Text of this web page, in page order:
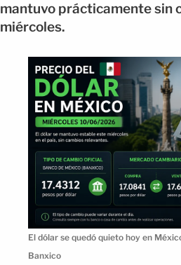
mantuvo prácticamente sin
miércoles.
El dólar se quedó quieto hoy en
Banxico